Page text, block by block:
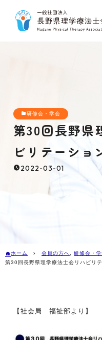
研修会・学会
第30回長野県
ビリテーショ
2022-03-01
ホーム 会員の方へ, 研修会・
第30回長野県理学療法士会リハビリ
【社会局 福祉部より】